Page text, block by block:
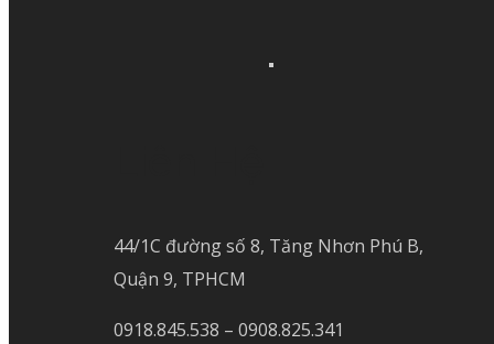
44/1C đường số 8, Tăng Nhơn Phú B,
Quận 9, TPHCM
0918.845.538 – 0908.825.341